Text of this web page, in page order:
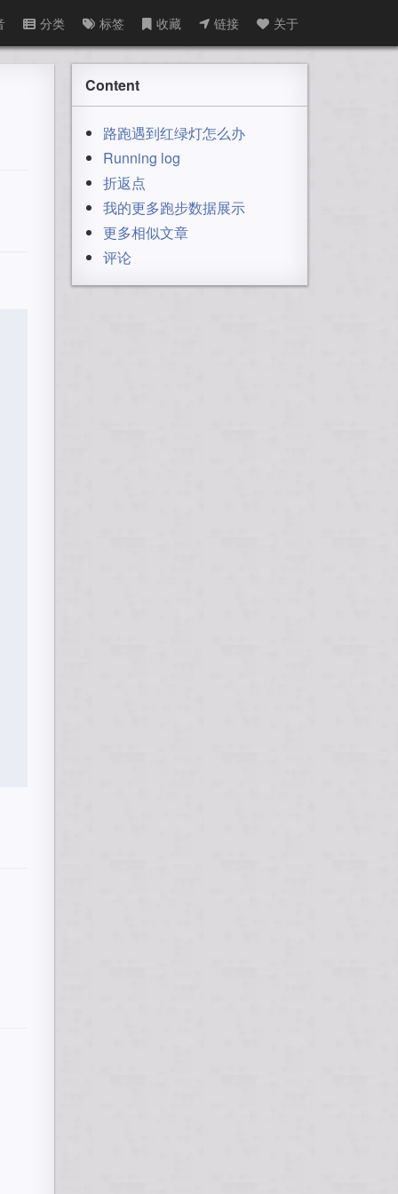
分类 标签 收藏 链接 关于
Content
路跑遇到红绿灯怎么办
Running log
折返点
我的更多跑步数据展示
更多相似文章
评论